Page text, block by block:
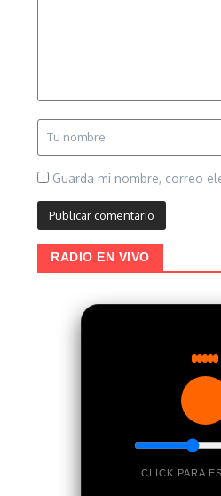
Guarda mi nombre, correo
RADIO EN VIVO
CLICK PARA